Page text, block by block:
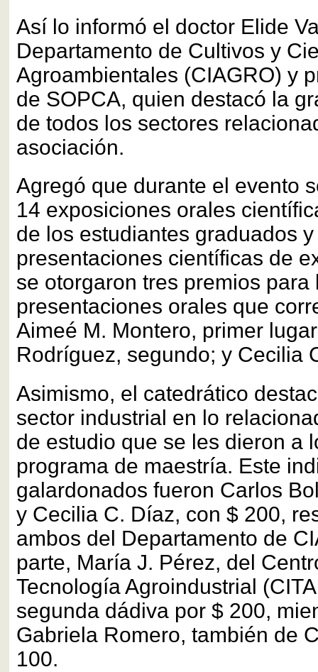
Así lo informó el doctor Elide
Departamento de Cultivos y
Agroambientales (CIAGRO) y
de SOPCA, quien destacó la
de todos los sectores
asociación.
Agregó que durante el evento
14 exposiciones orales
de los estudiantes graduados
presentaciones científicas de
se otorgaron tres premios para
presentaciones orales que
Aimeé M. Montero, primer
Rodríguez, segundo; y Cecilia
Asimismo, el catedrático
sector industrial en lo
de estudio que se les dieron a
programa de maestría. Este
galardonados fueron Carlos
y Cecilia C. Díaz, con $ 200,
ambos del Departamento de
parte, María J. Pérez, del
Tecnología Agroindustrial
segunda dádiva por $ 200,
Gabriela Romero, también de
100.